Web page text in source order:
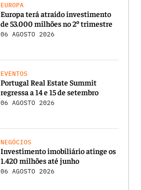
EUROPA
Europa terá atraído investimento
de 53.000 milhões no 2º trimestre
06 AGOSTO 2026
EVENTOS
Portugal Real Estate Summit
regressa a 14 e 15 de setembro
06 AGOSTO 2026
NEGÓCIOS
Investimento imobiliário atinge os
1.420 milhões até junho
06 AGOSTO 2026